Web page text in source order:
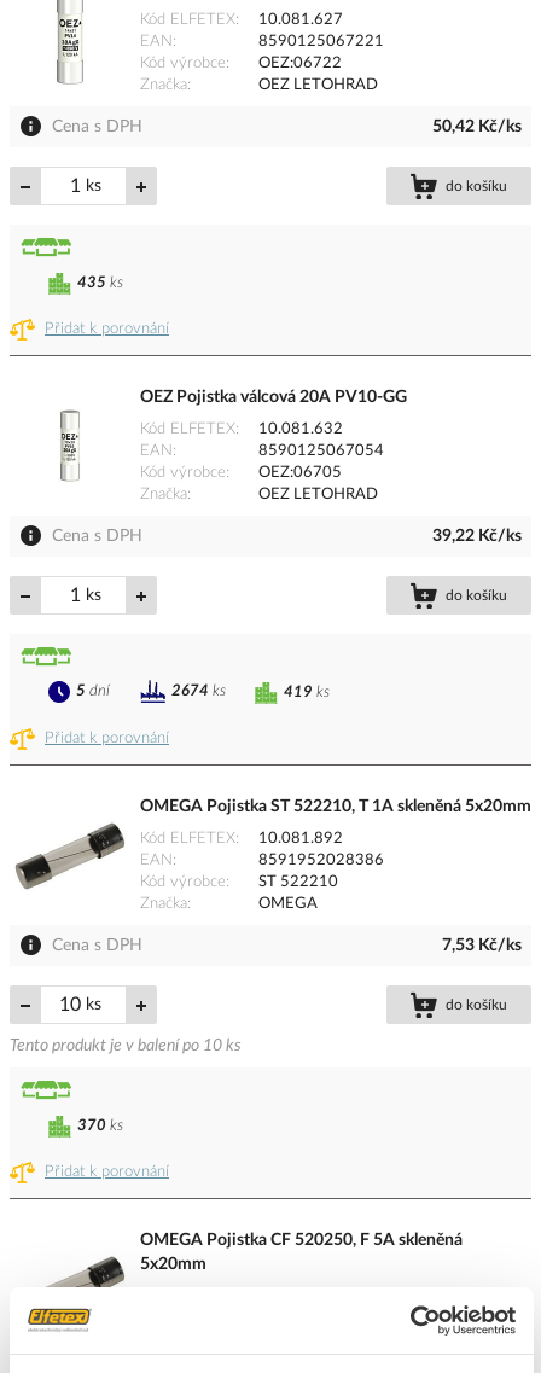
Kód ELFETEX
10.081.627
EAN
8590125067221
Kód výrobce
OEZ:06722
Značka
OEZ LETOHRAD
Cena s DPH 50,42 Kč/ks
ks do košíku
Přidat k porovnání
435 ks
OEZ Pojistka válcová 20A PV10-GG
Kód ELFETEX
10.081.632
EAN
8590125067054
Kód výrobce
OEZ:06705
Značka
OEZ LETOHRAD
Cena s DPH 39,22 Kč/ks
ks do košíku
Přidat k porovnání
419 ks
5 dní 2674 ks
OMEGA Pojistka ST 522210, T 1A skleněná 5x20mm
Kód ELFETEX
10.081.892
EAN
8591952028386
Kód výrobce
ST 522210
Značka
OMEGA
Cena s DPH 7,53 Kč/ks
ks do košíku
Tento produkt je v balení po 10 ks
Přidat k porovnání
370 ks
OMEGA Pojistka CF 520250, F 5A skleněná
5x20mm